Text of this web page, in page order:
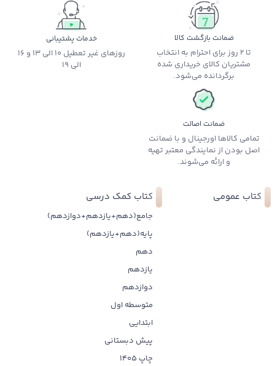
ضمانت بازگشت کالا
تا 2 روز برای احترام به انتخاب
مشتریان کالای خریداری شده
برگردانده می‌شود.
خدمات پشتیبانی
روزهای غیر تعطیل 10 الی 13 و 16
الی 19
ضمانت اصالت
تمامی کالاها اورجینال و با ضمانت
اصل بودن از نمایندگی معتبر تهیه
و ارائه می‌شوند.
کتاب عمومی کتاب کمک درسی
جامع(دهم+یازدهم+دوازدهم)
پایه(دهم+یازدهم)
دهم
یازدهم
دوازدهم
متوسطه اول
ابتدایی
پیش دبستانی
چاپ 1405